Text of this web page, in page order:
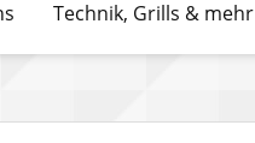
Technik, Grills & mehr